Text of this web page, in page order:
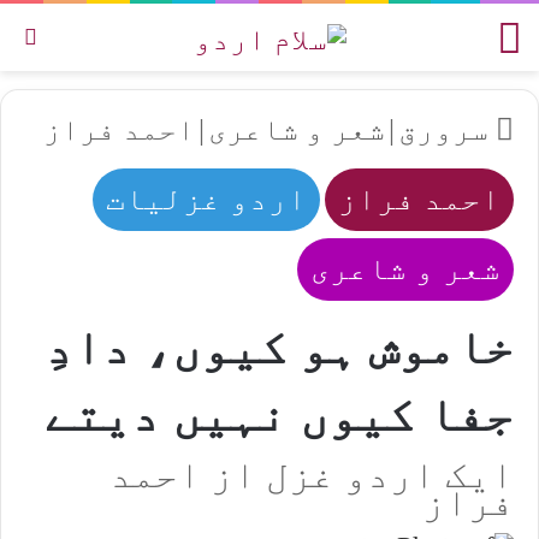
سرورق | شعر و شاعری | احمد فراز
احمد فراز
اردو غزلیات
شعر و شاعری
خاموش ہو کیوں، دادِ
جفا کیوں نہیں دیتے
ایک اردو غزل از احمد
فراز